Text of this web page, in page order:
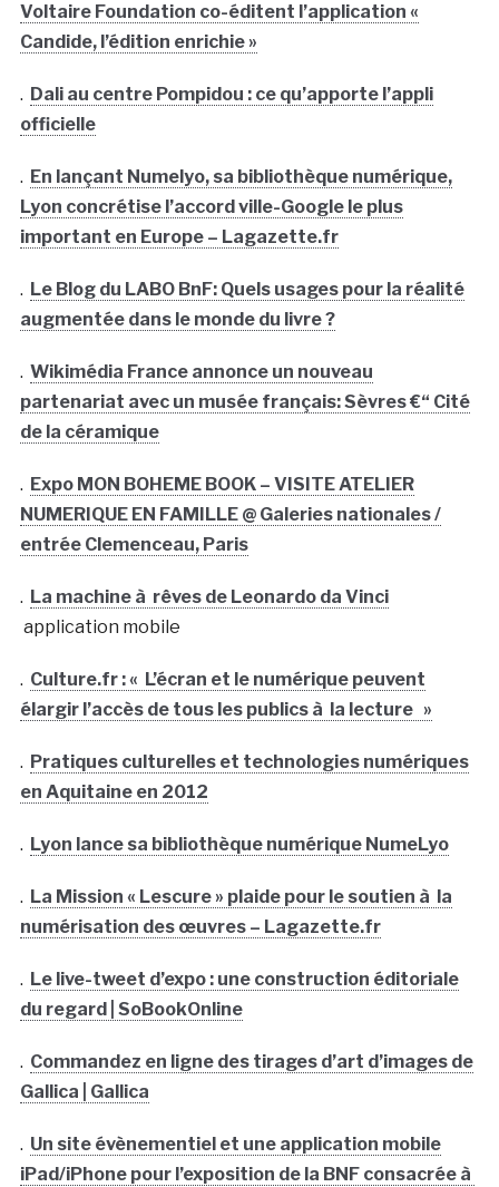
Voltaire Foundation co-éditent l’application «
Candide, l’édition enrichie »
. Dali au centre Pompidou : ce qu’apporte l’appli
officielle
. En lançant Numelyo, sa bibliothèque numérique,
Lyon concrétise l’accord ville-Google le plus
important en Europe – Lagazette.fr
. Le Blog du LABO BnF: Quels usages pour la réalité
augmentée dans le monde du livre ?
. Wikimédia France annonce un nouveau
partenariat avec un musée français: Sèvres €“ Cité
de la céramique
. Expo MON BOHEME BOOK – VISITE ATELIER
NUMERIQUE EN FAMILLE @ Galeries nationales /
entrée Clemenceau, Paris
. La machine à rêves de Leonardo da Vinci
application mobile
. Culture.fr : « L’écran et le numérique peuvent
élargir l’accès de tous les publics à la lecture »
. Pratiques culturelles et technologies numériques
en Aquitaine en 2012
. Lyon lance sa bibliothèque numérique NumeLyo
. La Mission « Lescure » plaide pour le soutien à la
numérisation des œuvres – Lagazette.fr
. Le live-tweet d’expo : une construction éditoriale
du regard | SoBookOnline
. Commandez en ligne des tirages d’art d’images de
Gallica | Gallica
. Un site évènementiel et une application mobile
iPad/iPhone pour l’exposition de la BNF consacrée à